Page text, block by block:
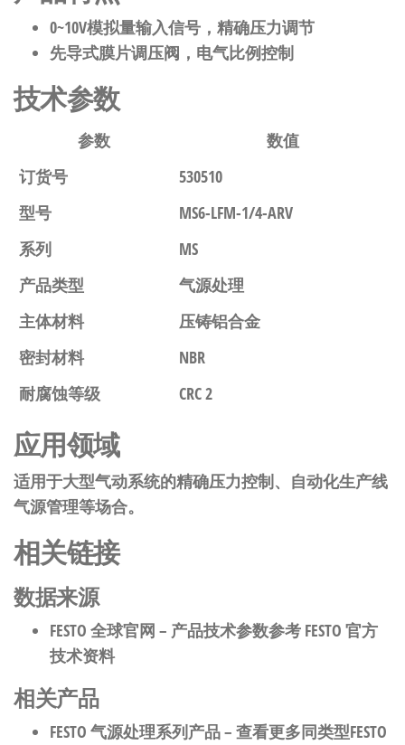
0~10V模拟量输入信号，精确压力调节
先导式膜片调压阀，电气比例控制
技术参数
参数
数值
订货号
530510
型号
MS6-LFM-1/4-ARV
系列
MS
产品类型
气源处理
主体材料
压铸铝合金
密封材料
NBR
耐腐蚀等级
CRC 2
应用领域
适用于大型气动系统的精确压力控制、自动化生产线
气源管理等场合。
相关链接
数据来源
FESTO 全球官网 – 产品技术参数参考 FESTO 官方
技术资料
相关产品
FESTO 气源处理系列产品– 查看更多同类型FESTO